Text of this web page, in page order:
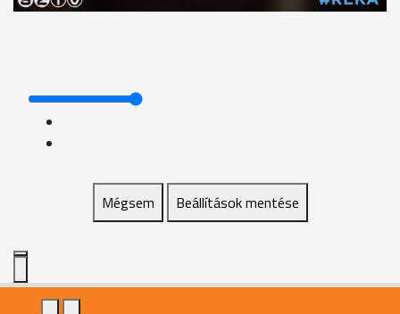
Mégsem Beállítások mentése